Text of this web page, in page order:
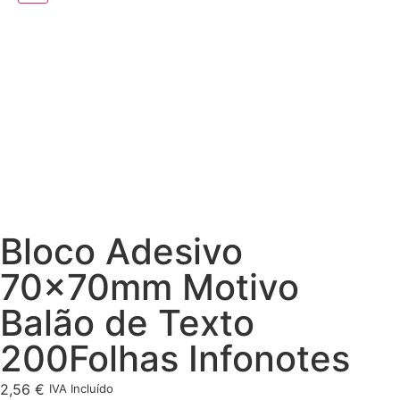
Bloco Adesivo
70x70mm Motivo
Balão de Texto
200Folhas Infonotes
2,56 € IVA Incluído